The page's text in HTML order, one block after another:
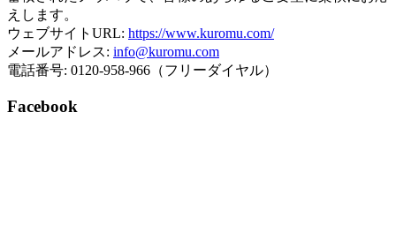
えします。
ウェブサイトURL: https://www.kuromu.com/
メールアドレス: info@kuromu.com
電話番号: 0120-958-966（フリーダイヤル）
Facebook